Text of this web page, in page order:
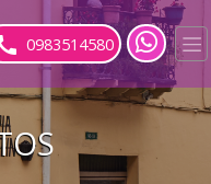
0983514580